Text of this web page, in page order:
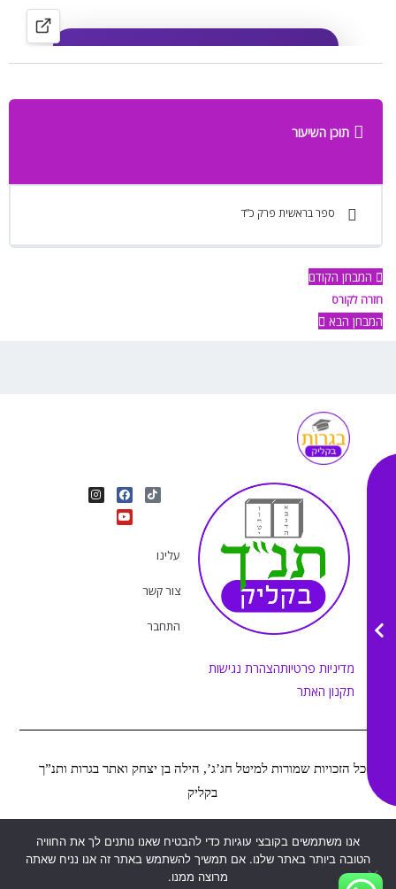
תוכן השיעור
ספר בראשית פרק כ”ד
המבחן הקודם
חזרה לקורס
המבחן הבא
מדיניות פרטיותהצהרת נגישות
תקנון האתר
T
i
F
a
c
e
I
n
Y
o
u
t
עלינו
צור קשר
התחבר
כל הזכויות שמורות למיטל חג’ג’, הילה בן יצחק ואתר בגרות ותנ”ך
בקליק
©נבנה ע”י2022
Web&MOR
אנו משתמשים בקובצי עוגיות כדי להבטיח שאנו נותנים לך את החוויה
הטובה ביותר באתר שלנו. אם תמשיך להשתמש באתר זה אנו נניח שאתה
מרוצה ממנו.